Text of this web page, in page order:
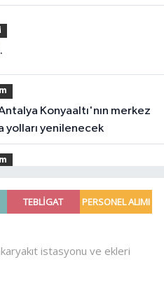
.
yolları yenilenecek
de vatandaşın yanında